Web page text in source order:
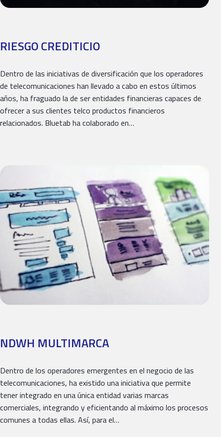
RIESGO CREDITICIO
Dentro de las iniciativas de diversificación que los operadores
de telecomunicaciones han llevado a cabo en estos últimos
años, ha fraguado la de ser entidades financieras capaces de
ofrecer a sus clientes telco productos financieros
relacionados. Bluetab ha colaborado en…
NDWH MULTIMARCA
Dentro de los operadores emergentes en el negocio de las
telecomunicaciones, ha existido una iniciativa que permite
tener integrado en una única entidad varias marcas
comerciales, integrando y eficientando al máximo los procesos
comunes a todas ellas. Así, para el…